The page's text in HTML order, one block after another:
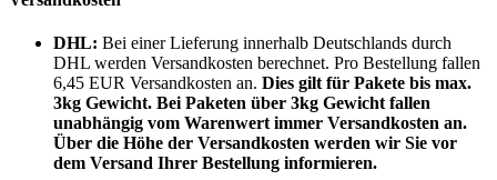
DHL: Bei einer Lieferung innerhalb Deutschlands durch
DHL werden Versandkosten berechnet. Pro Bestellung fallen
6,45 EUR Versandkosten an. Dies gilt für Pakete bis max.
3kg Gewicht. Bei Paketen über 3kg Gewicht fallen
unabhängig vom Warenwert immer Versandkosten an.
Über die Höhe der Versandkosten werden wir Sie vor
dem Versand Ihrer Bestellung informieren.